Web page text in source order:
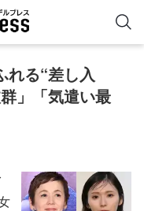
れる“差し入
」「気遣い最